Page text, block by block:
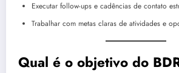
Executar follow-ups e cadências de contato
Trabalhar com metas claras de atividades e
Qual é o objetivo do